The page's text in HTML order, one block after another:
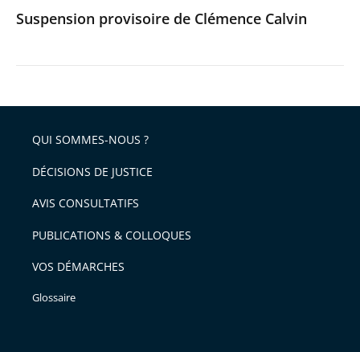
Suspension provisoire de Clémence Calvin
QUI SOMMES-NOUS ?
DÉCISIONS DE JUSTICE
AVIS CONSULTATIFS
PUBLICATIONS & COLLOQUES
VOS DÉMARCHES
Glossaire